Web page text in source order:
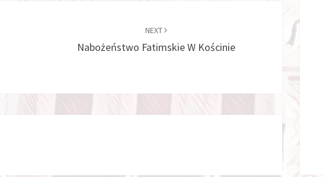
NEXT
Nabożeństwo Fatimskie W Kościnie